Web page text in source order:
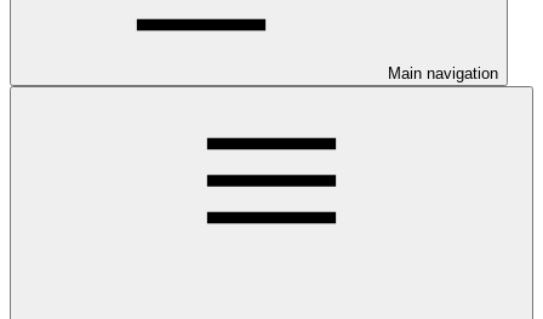
Main navigation